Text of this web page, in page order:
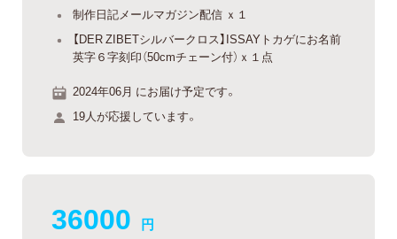
制作日記メールマガジン配信 ｘ１
【DER ZIBETシルバークロス】ISSAYトカゲにお名前
英字６字刻印（50cmチェーン付）ｘ１点
2024年06月 にお届け予定です。
19人が応援しています。
36000 円